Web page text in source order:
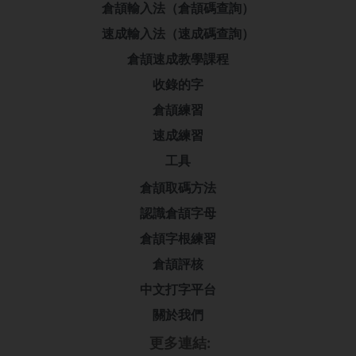
倉頡輸入法（倉頡碼查詢）
速成輸入法（速成碼查詢）
倉頡速成教學課程
收錄的字
倉頡練習
速成練習
工具
倉頡取碼方法
認識倉頡字母
倉頡字根練習
倉頡評核
中文打字平台
關於我們
更多連結: